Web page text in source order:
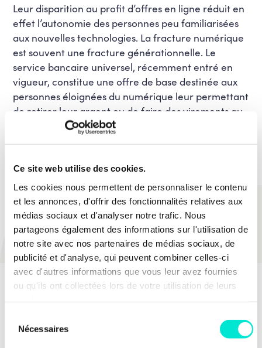
Ce site web utilise des cookies.
Les cookies nous permettent de personnaliser le contenu
et les annonces, d'offrir des fonctionnalités relatives aux
médias sociaux et d'analyser notre trafic. Nous
partageons également des informations sur l'utilisation de
notre site avec nos partenaires de médias sociaux, de
publicité et d'analyse, qui peuvent combiner celles-ci
avec d'autres informations que vous leur avez fournies
ou qu'ils ont collectées lors de votre utilisation de leurs
Nécessaires
Leur disparition au profit d’offres en ligne réduit en
effet l’autonomie des personnes peu familiarisées
aux nouvelles technologies. La fracture numérique
est souvent une fracture générationnelle. Le
service bancaire universel, récemment entré en
vigueur, constitue une offre de base destinée aux
personnes éloignées du numérique leur permettant
de retirer leur argent ou de faire des virements au
guichet, ainsi que de recevoir leurs extraits de
compte par la poste. Il est malheureusement plus
PARTAGER